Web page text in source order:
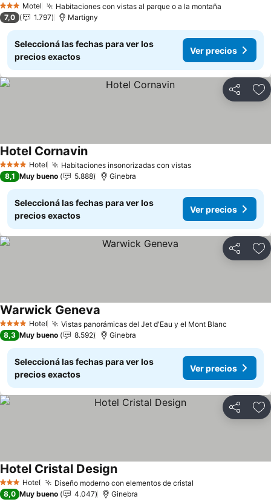
3 Estrellas
Motel Habitaciones con vistas al parque o a la montaña
7,0 1.797 Martigny
Seleccioná las fechas para ver los
precios exactos
Ver precios
Compartir
4 EstrellasHotel Habitaciones insonorizadas con vistas
Hotel Cornavin
8,1 Muy bueno 5.888 Ginebra
Seleccioná las fechas para ver los
precios exactos
Ver precios
Compartir
4 EstrellasHotel Vistas panorámicas del Jet d'Eau y el Mont Blanc
Warwick Geneva
8,3 Muy bueno 8.592 Ginebra
Seleccioná las fechas para ver los
precios exactos
Ver precios
Compartir
3 Estrellas
Hotel Diseño moderno con elementos de cristal
Hotel Cristal Design
8,0 Muy bueno 4.047 Ginebra